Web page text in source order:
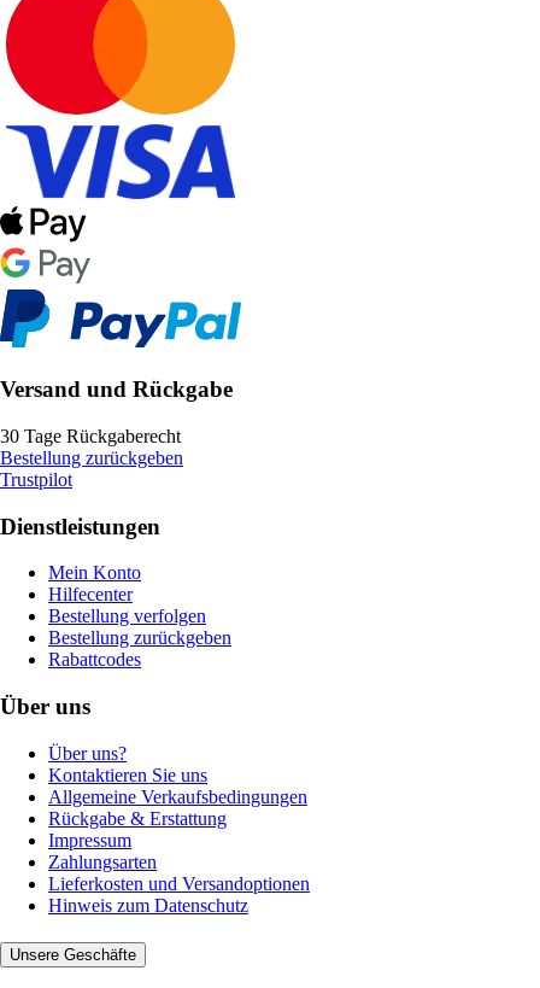
Versand und Rückgabe
30 Tage Rückgaberecht
Bestellung zurückgeben
Trustpilot
Dienstleistungen
Mein Konto
Hilfecenter
Bestellung verfolgen
Bestellung zurückgeben
Rabattcodes
Über uns
Über uns?
Kontaktieren Sie uns
Allgemeine Verkaufsbedingungen
Rückgabe & Erstattung
Impressum
Zahlungsarten
Lieferkosten und Versandoptionen
Hinweis zum Datenschutz
Unsere Geschäfte